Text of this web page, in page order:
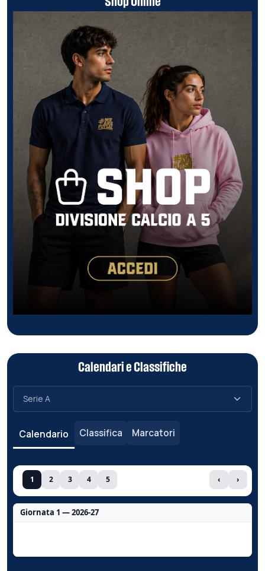
Calendari e Classifiche
Calendario Classifica Marcatori
1 2 3 4 5 ‹ ›
Giornata 1 — 2026-27